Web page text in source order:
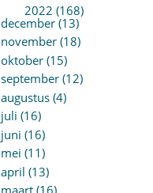
2022 (168)
december (13)
november (18)
oktober (15)
september (12)
augustus (4)
juli (16)
juni (16)
mei (11)
april (13)
maart (16)